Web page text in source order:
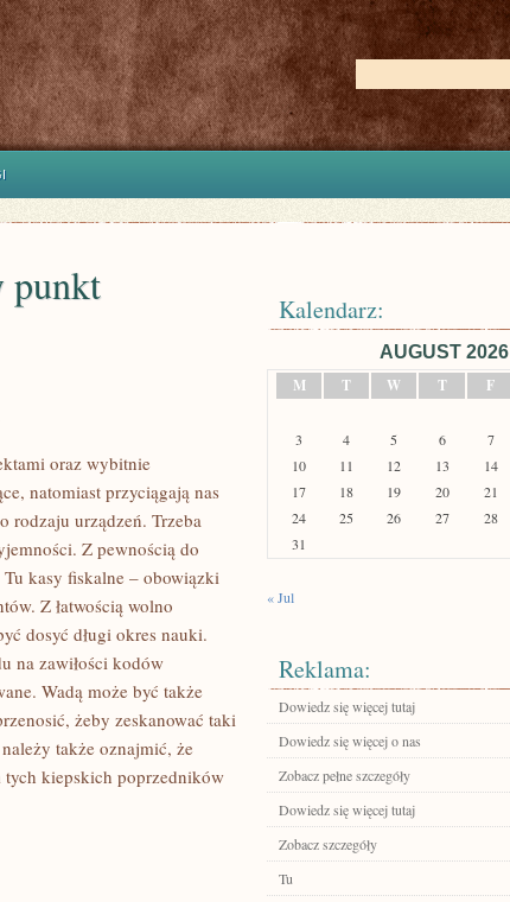
punkt
oraz wybitnie
natomiast przyciągają nas
rodzaju urządzeń. Trzeba
Z pewnością do
kasy fiskalne – obowiązki
Z łatwością wolno
dosyć długi okres nauki.
na zawiłości kodów
Wadą może być także
żeby zeskanować taki
także oznajmić, że
tych kiepskich poprzedników
Kalendarz:
AUGUST 2026
M
T W T F
3
4 5 6 7
10
11 12 13 14
17
18 19 20 21
24
25 26 27 28
31
« Jul
Reklama:
Dowiedz się więcej tutaj
Dowiedz się więcej o nas
Zobacz pełne szczegóły
Dowiedz się więcej tutaj
Zobacz szczegóły
Tu